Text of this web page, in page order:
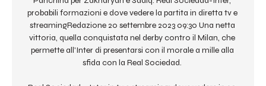
probabili formazioni e dove vedere la partita in diretta tv e
streamingRedazione 20 settembre 2023 09:30 Una netta
vittoria, quella conquistata nel derby contro il Milan, che
permette all'Inter di presentarsi con il morale a mille alla
sfida con la Real Sociedad.